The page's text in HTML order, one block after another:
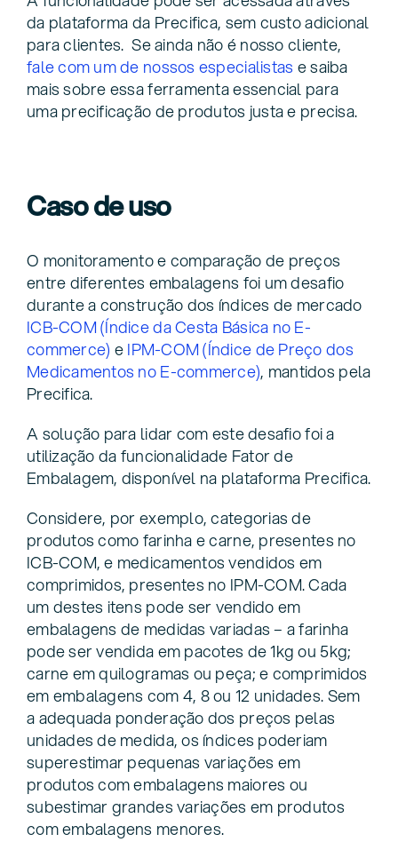
da plataforma da Precifica, sem custo adicional
para clientes. Se ainda não é nosso cliente,
fale com um de nossos especialistas e saiba
mais sobre essa ferramenta essencial para
uma precificação de produtos justa e precisa.
Caso de uso
O monitoramento e comparação de preços
entre diferentes embalagens foi um desafio
durante a construção dos índices de mercado
ICB-COM (Índice da Cesta Básica no E-
commerce) eIPM-COM (Índice de Preço dos
Medicamentos no E-commerce), mantidos pela
Precifica.
A solução para lidar com este desafio foi a
utilização da funcionalidade Fator de
Embalagem, disponível na plataforma Precifica.
Considere, por exemplo, categorias de
produtos como farinha e carne, presentes no
ICB-COM, e medicamentos vendidos em
comprimidos, presentes no IPM-COM. Cada
um destes itens pode ser vendido em
embalagens de medidas variadas – a farinha
pode ser vendida em pacotes de 1kg ou 5kg;
carne em quilogramas ou peça; e comprimidos
em embalagens com 4, 8 ou 12 unidades. Sem
a adequada ponderação dos preços pelas
unidades de medida, os índices poderiam
superestimar pequenas variações em
produtos com embalagens maiores ou
subestimar grandes variações em produtos
com embalagens menores.